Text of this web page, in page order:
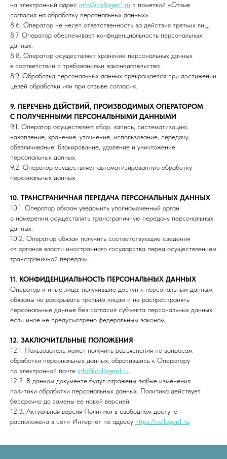
на электронный адрес info@collagen1.ru с пометкой «Отзыв
согласия на обработку персональных данных».
8.6. Оператор не несет ответственность за действия третьих лиц.
8.7. Оператор обеспечивает конфиденциальность персональных
данных.
8.8. Оператор осуществляет хранение персональных данных
в соответствии с требованиями законодательства.
8.9. Обработка персональных данных прекращается при достижении
целей обработки или при отзыве согласия.
9. ПЕРЕЧЕНЬ ДЕЙСТВИЙ, ПРОИЗВОДИМЫХ ОПЕРАТОРОМ
С ПОЛУЧЕННЫМИ ПЕРСОНАЛЬНЫМИ ДАННЫМИ
9.1. Оператор осуществляет сбор, запись, систематизацию,
накопление, хранение, уточнение, использование, передачу,
обезличивание, блокирование, удаление и уничтожение
персональных данных.
9.2. Оператор осуществляет автоматизированную обработку
персональных данных.
10. ТРАНСГРАНИЧНАЯ ПЕРЕДАЧА ПЕРСОНАЛЬНЫХ ДАННЫХ
10.1. Оператор обязан уведомить уполномоченный орган
о намерении осуществлять трансграничную передачу персональных
данных.
10.2. Оператор обязан получить соответствующие сведения
от органов власти иностранного государства перед осуществлением
трансграничной передачи.
11. КОНФИДЕНЦИАЛЬНОСТЬ ПЕРСОНАЛЬНЫХ ДАННЫХ
Оператор и иные лица, получившие доступ к персональным данным,
обязаны не раскрывать третьим лицам и не распространять
персональные данные без согласия субъекта персональных данных,
если иное не предусмотрено федеральным законом.
12. ЗАКЛЮЧИТЕЛЬНЫЕ ПОЛОЖЕНИЯ
12.1. Пользователь может получить разъяснения по вопросам
обработки персональных данных, обратившись к Оператору
по электронной почте info@collagen1.ru
12.2. В данном документе будут отражены любые изменения
политики обработки персональных данных. Политика действует
бессрочно до замены ее новой версией.
12.3. Актуальная версия Политики в свободном доступе
расположена в сети Интернет по адресу https://collagen1.ru